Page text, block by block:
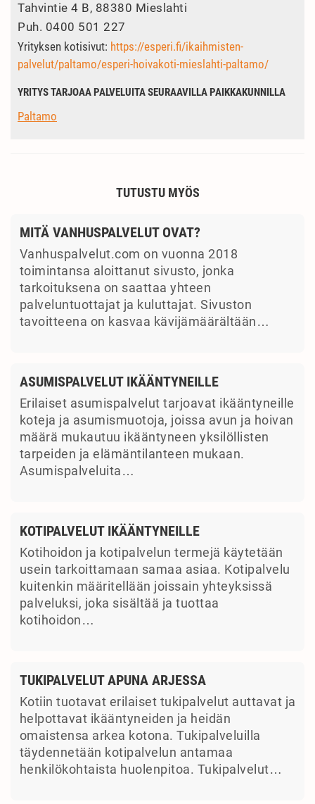
Tahvintie 4 B, 88380 Mieslahti
Puh. 0400 501 227
Yrityksen kotisivut: https://esperi.fi/ikaihmisten-
palvelut/paltamo/esperi-hoivakoti-mieslahti-paltamo/
YRITYS TARJOAA PALVELUITA SEURAAVILLA PAIKKAKUNNILLA
Paltamo
TUTUSTU MYÖS
MITÄ VANHUSPALVELUT OVAT?
Vanhuspalvelut.com on vuonna 2018
toimintansa aloittanut sivusto, jonka
tarkoituksena on saattaa yhteen
palveluntuottajat ja kuluttajat. Sivuston
tavoitteena on kasvaa kävijämäärältään…
ASUMISPALVELUT IKÄÄNTYNEILLE
Erilaiset asumispalvelut tarjoavat ikääntyneille
koteja ja asumismuotoja, joissa avun ja hoivan
määrä mukautuu ikääntyneen yksilöllisten
tarpeiden ja elämäntilanteen mukaan.
Asumispalveluita…
KOTIPALVELUT IKÄÄNTYNEILLE
Kotihoidon ja kotipalvelun termejä käytetään
usein tarkoittamaan samaa asiaa. Kotipalvelu
kuitenkin määritellään joissain yhteyksissä
palveluksi, joka sisältää ja tuottaa
kotihoidon…
TUKIPALVELUT APUNA ARJESSA
Kotiin tuotavat erilaiset tukipalvelut auttavat ja
helpottavat ikääntyneiden ja heidän
omaistensa arkea kotona. Tukipalveluilla
täydennetään kotipalvelun antamaa
henkilökohtaista huolenpitoa. Tukipalvelut…